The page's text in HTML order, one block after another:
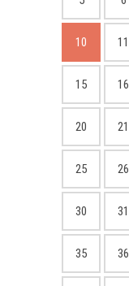
10 11
15 16
20 21
25 26
30 31
35 36